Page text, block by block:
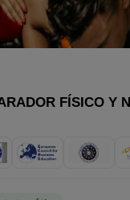
FÍSICO Y